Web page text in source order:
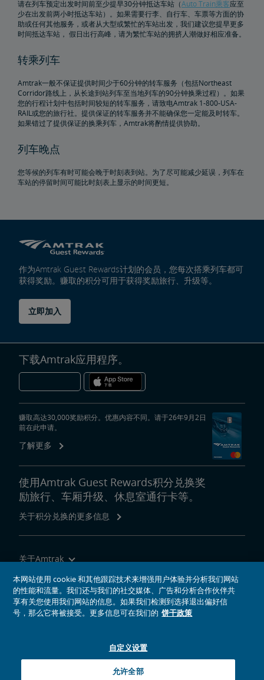
请在列车预定出发时间前至少提早30分钟抵达车站（Auto Train乘客应至
少在出发前两小时抵达车站）。如果需要行李、自行车、车票等方面的协
助或任何其他服务，或者从大型或繁忙的车站出发，我们建议您提早更多
时间抵达车站， 假日出行高峰，请为繁忙车站的拥挤人潮做好相应准备。
转乘列车
Amtrak一般不保证提供时间少于60分钟的转车服务（包括Northeast
Corridor路线上，从长途到站列车至当地列车的90分钟换乘过程）。如果
您的行程计划中包括时间较短的转车服务，请致电Amtrak 1-800-USA-
RAIL或您的旅行社。提供保证的转车服务并不能确保您一定能及时转车。
如果错过了提供保证的换乘列车，Amtrak将酌情提供协助。
列车晚点
您等候的列车有时可能会晚于时刻表到站。为了尽可能减少延误，列车在
车站的停留时间可能比时刻表上显示的时间更短。
作为Amtrak Guest Rewards计划的会员，您每次搭乘列车都可
获得奖励。赚取的积分可用于获得奖励旅行、升级等。
立即加入
下载Amtrak应用程序。
赚取高达30,000奖励积分。优惠内容不同。请于26年9月2日
前在此申请。
了解更多
使用Amtrak Guest Rewards积分兑换奖
励旅行、车厢升级、休息室通行卡等。
关于积分兑换的更多信息
关于Amtrak
乘坐Amtrak列车旅行
网站工具
Amtrak的Facebook主页将在新窗口中打开
Amtrak的Twitter主页将在新窗口中打开
Amtrak的Instagram主页将在新窗口中打开
Amtrak的Linkedin主页将在新窗口中打开
Amtrak的YouTube主页将在新窗口中打开
Pinterest将在新窗口中打开
本网站使用 cookie 和其他跟踪技术来增强用户体验并分析我们网站
的性能和流量。我们还与我们的社交媒体、广告和分析合作伙伴共
享有关您使用我们网站的信息。如果我们检测到选择退出偏好信
号，那么它将被接受。更多信息可在我们的 饼干政策
自定义设置
允许全部